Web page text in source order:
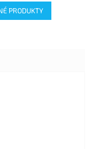
PRODUKTY
5 hvězdiček.